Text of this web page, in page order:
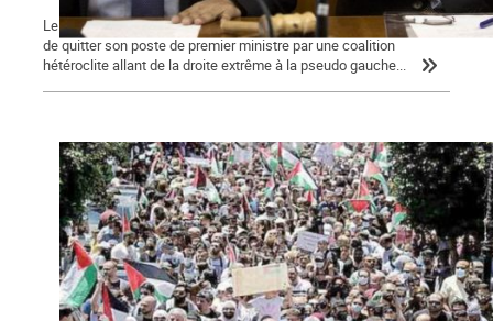
Le dimanche 13 juin 2021, Benyamin Nétanyahou a été contraint
de quitter son poste de premier ministre par une coalition
hétéroclite allant de la droite extrême à la pseudo gauche...